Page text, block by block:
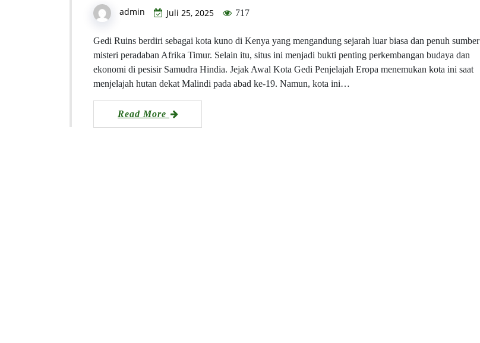
admin Juli 25, 2025 717
Gedi Ruins berdiri sebagai kota kuno di Kenya yang mengandung sejarah luar biasa dan penuh sumber
misteri peradaban Afrika Timur. Selain itu, situs ini menjadi bukti penting perkembangan budaya dan
ekonomi di pesisir Samudra Hindia. Jejak Awal Kota Gedi Penjelajah Eropa menemukan kota ini saat
menjelajah hutan dekat Malindi pada abad ke-19. Namun, kota ini…
Read More